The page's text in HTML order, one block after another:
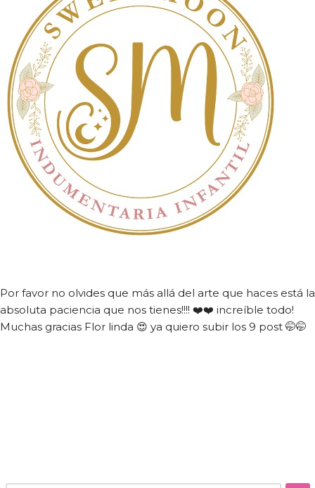
Por favor no olvides que más allá del arte que haces está la
absoluta paciencia que nos tienes!!!! ❤️❤️ increíble todo!
Muchas gracias Flor linda 😍 ya quiero subir los 9 post 🤭🤭